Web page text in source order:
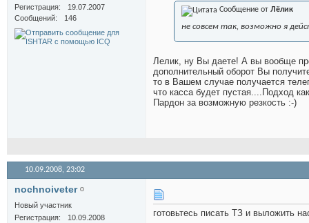
Регистрация
19.07.2007
Сообщений
146
Сообщение от Лёлик
не совсем так, возможно я
Лелик, ну Вы даете! А вы вообще
дополнительный оборот Вы
то в Вашем случае получается
что касса будет пустая....Подход
Пардон за возможную резкость :-)
10.09.2008, 23:02
nochnoiveter
Новый участник
Регистрация
10.09.2008
готовьтесь писать ТЗ и выложить